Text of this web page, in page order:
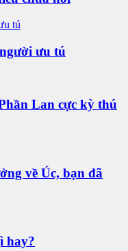
ưu tú
Lan cực kỳ thú
về Úc, bạn đã
hay?